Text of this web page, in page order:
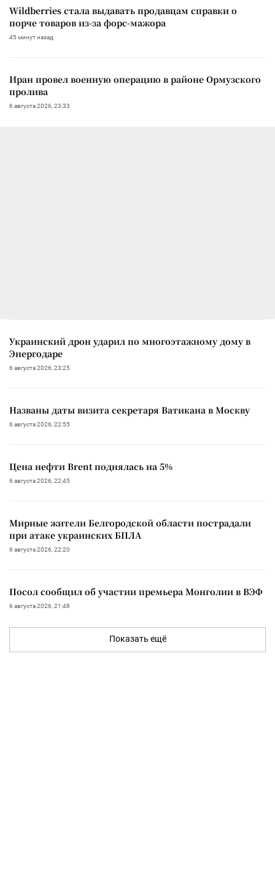
Wildberries стала выдавать продавцам справки о
порче товаров из-за форс-мажора
45 минут назад
Иран провел военную операцию в районе Ормузского
пролива
6 августа 2026, 23:33
Украинский дрон ударил по многоэтажному дому в
Энергодаре
6 августа 2026, 23:25
Названы даты визита секретаря Ватикана в Москву
6 августа 2026, 22:55
Цена нефти Brent поднялась на 5%
6 августа 2026, 22:45
Мирные жители Белгородской области пострадали
при атаке украинских БПЛА
6 августа 2026, 22:20
Посол сообщил об участии премьера Монголии в ВЭФ
6 августа 2026, 21:48
Показать ещё